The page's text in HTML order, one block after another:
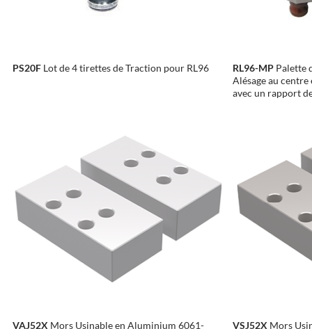
PS20F Lot de 4 tirettes de Traction pour RL96 RL96-MP Palette
Alésage au
avec un rapport
VAJ52X Mors Usinable en Aluminium 6061-
VSJ52X Mors